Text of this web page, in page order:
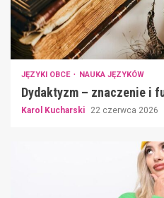
JĘZYKI OBCE NAUKA JĘZYKÓW
Dydaktyzm – znaczenie i
Karol Kucharski 22 czerwca 2026